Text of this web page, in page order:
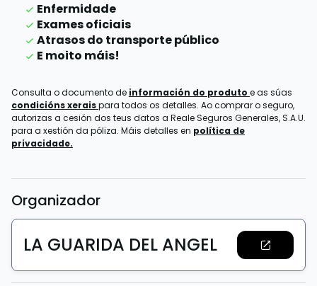
Enfermidade
Exames oficiais
Atrasos do transporte público
E moito máis!
Consulta o documento de información do produto e as súas
condicións xeraispara todos os detalles. Ao comprar o seguro,
autorizas a cesión dos teus datos a Reale Seguros Generales, S.A.U.
para a xestión da póliza. Máis detalles en política de
privacidade.
Organizador
LA GUARIDA DEL ANGEL